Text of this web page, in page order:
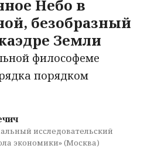
Небо в
безобразный
Земли
философеме
порядком
исследовательский
экономики» (Москва)